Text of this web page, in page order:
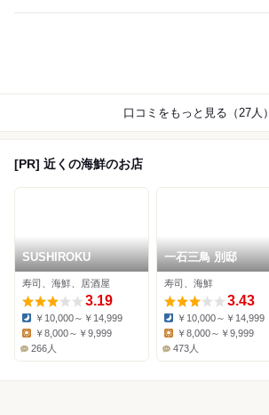
口コミをもっと見る（27人）
[PR] 近くの海鮮のお店
SUSHIROKU
寿司、海鮮、居酒屋
3.19
Dinner:
￥10,000～￥14,999
￥8,000～￥9,999
266人
一石三鳥 別邸
寿司、海鮮
3.43
Dinner:
￥10,000～￥14,999
￥8,000～￥9,999
473人